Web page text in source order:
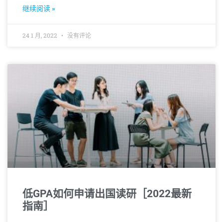
继续阅读 »
24 1 月, 2022 没有评论
低GPA如何申请出国读研［2022最新
指南］